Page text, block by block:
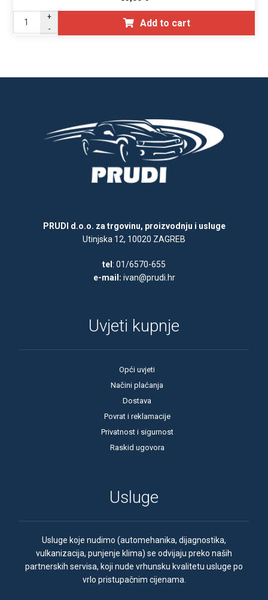
+
-
Add to cart
PRUDI d.o.o. za trgovinu, proizvodnju i usluge
Utinjska 12, 10020 ZAGREB
tel : 01/6570-655
e-mail: ivan@prudi.hr
Uvjeti kupnje
Opći uvjeti
Načini plaćanja
Dostava
Povrat i reklamacije
Privatnost i sigurnost
Raskid ugovora
Usluge
Usluge koje nudimo (automehanika, dijagnostika,
vulkanizacija, punjenje klima) se odvijaju preko naših
partnerskih servisa, koji nude vrhunsku kvalitetu usluge po
vrlo pristupačnim cijenama.